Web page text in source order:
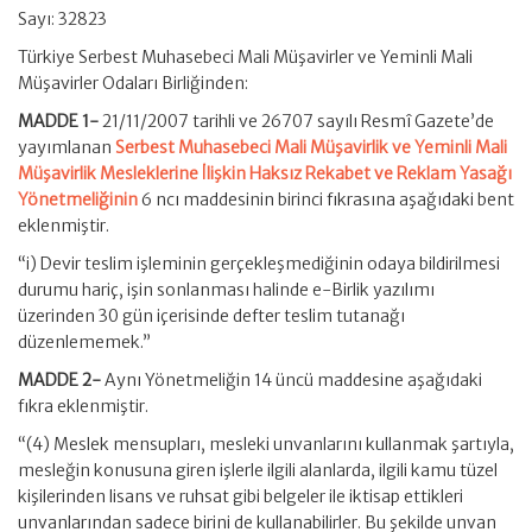
Sayı: 32823
Türkiye Serbest Muhasebeci Mali Müşavirler ve Yeminli Mali
Müşavirler Odaları Birliğinden:
MADDE 1-21/11/2007 tarihli ve 26707 sayılı Resmî Gazete’de
yayımlanan Serbest Muhasebeci Mali Müşavirlik ve Yeminli Mali
Müşavirlik Mesleklerine İlişkin Haksız Rekabet ve Reklam Yasağı
Yönetmeliğinin6 ncı maddesinin birinci fıkrasına aşağıdaki bent
eklenmiştir.
“i) Devir teslim işleminin gerçekleşmediğinin odaya bildirilmesi
durumu hariç, işin sonlanması halinde e-Birlik yazılımı
üzerinden 30 gün içerisinde defter teslim tutanağı
düzenlememek.”
MADDE 2-Aynı Yönetmeliğin 14 üncü maddesine aşağıdaki
fıkra eklenmiştir.
“(4) Meslek mensupları, mesleki unvanlarını kullanmak şartıyla,
mesleğin konusuna giren işlerle ilgili alanlarda, ilgili kamu tüzel
kişilerinden lisans ve ruhsat gibi belgeler ile iktisap ettikleri
unvanlarından sadece birini de kullanabilirler. Bu şekilde unvan